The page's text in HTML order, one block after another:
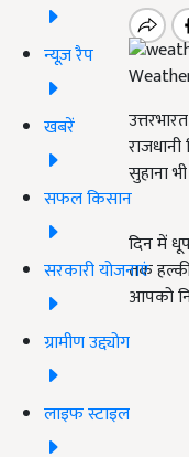
न्यूज़ रैप
खबरें
सफल किसान
सरकारी योजनाएं
ग्रामीण उद्द्योग
लाइफ स्टाइल
सुहाना
दिन में
तक
आपको